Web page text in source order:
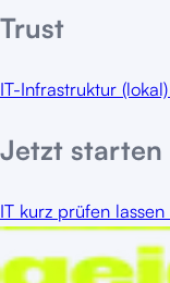
Trust
IT-Infrastruktur (lokal)
Jetzt starten
IT kurz prüfen lassen